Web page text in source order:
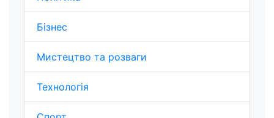
Бізнес
Мистецтво та розваги
Технологія